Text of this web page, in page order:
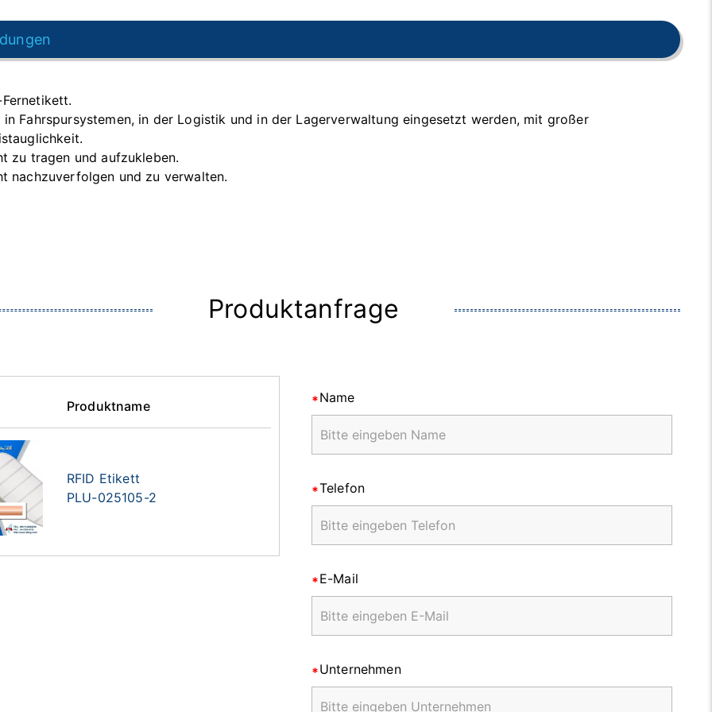
in Fahrspursystemen, in der Logistik und in der Lagerverwaltung eingesetzt werden, mit großer
zu tragen und aufzukleben.
nachzuverfolgen und zu verwalten.
Produktanfrage
Produktname
RFID Etikett
PLU-025105-2
Name
Telefon
E-Mail
Unternehmen